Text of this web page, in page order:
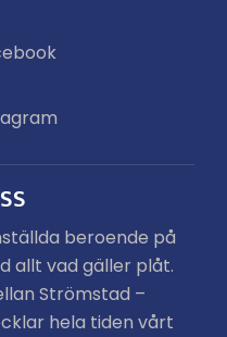
beroende på
allt vad gäller plåt.
Strömstad –
hela tiden vårt